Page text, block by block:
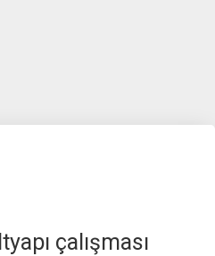
çalışması